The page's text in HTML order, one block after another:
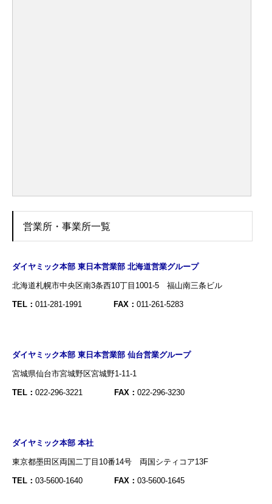
営業所・事業所一覧
ダイヤミック本部 東日本営業部 北海道営業グループ
北海道札幌市中央区南3条西10丁目1001-5 福山南三条ビル
TEL： 011-281-1991 FAX： 011-261-5283
ダイヤミック本部 東日本営業部 仙台営業グループ
宮城県仙台市宮城野区宮城野1-11-1
TEL： 022-296-3221 FAX： 022-296-3230
ダイヤミック本部 本社
東京都墨田区両国二丁目10番14号 両国シティコア13F
TEL： 03-5600-1640 FAX： 03-5600-1645